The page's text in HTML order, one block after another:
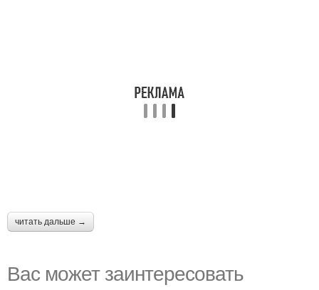
читать дальше →
Вас может заинтересовать